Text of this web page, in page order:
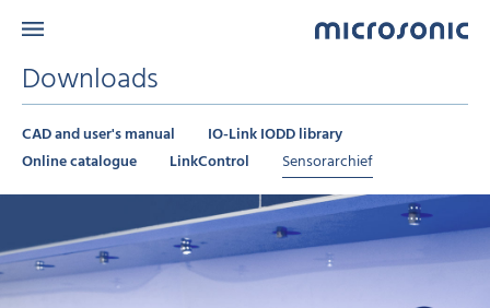
Downloads
CAD and user's manual
IO-Link IODD library
Online catalogue
LinkControl Sensorarchief